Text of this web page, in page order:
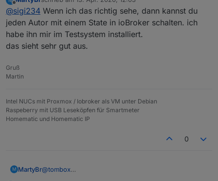
Cool, ist es auch geplant für andere Hersteller?
Gardena?
Sind Widgets geplant?
Offline zuletzt editiert von
@sigi234 Wenn ich das richtig sehe, dann kannst du
jeden Autor mit einem State in ioBroker schalten. ich
habe ihn mir im Testsystem installiert.
das sieht sehr gut aus.
Gruß
Martin
Intel NUCs mit Proxmox / Iobroker als VM unter Debian
Raspeberry mit USB Leseköpfen für Smartmeter
Homematic und Homematic IP
0
M MartyBr@tombox